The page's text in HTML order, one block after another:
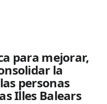
para mejorar,
la
personas
Illes Balears